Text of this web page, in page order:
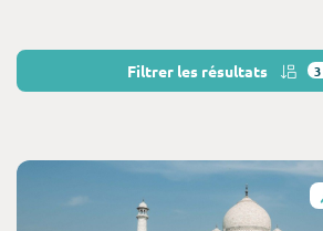
Filtrer les résultats 3
Consultez l'offre de voyage